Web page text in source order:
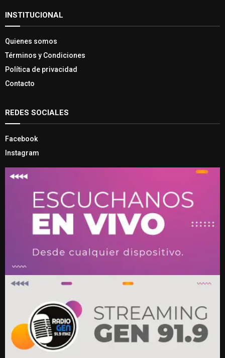
INSTITUCIONAL
Quienes somos
Términos y Condiciones
Política de privacidad
Contacto
REDES SOCIALES
Facebook
Instagram